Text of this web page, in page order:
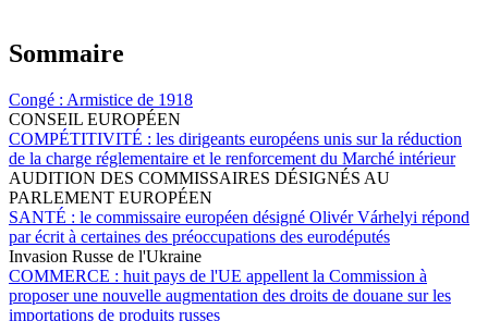
Sommaire
Congé : Armistice de 1918
CONSEIL EUROPÉEN
COMPÉTITIVITÉ : les dirigeants européens unis sur la réduction
de la charge réglementaire et le renforcement du Marché intérieur
AUDITION DES COMMISSAIRES DÉSIGNÉS AU
PARLEMENT EUROPÉEN
SANTÉ : le commissaire européen désigné Olivér Várhelyi répond
par écrit à certaines des préoccupations des eurodéputés
Invasion Russe de l'Ukraine
COMMERCE : huit pays de l'UE appellent la Commission à
proposer une nouvelle augmentation des droits de douane sur les
importations de produits russes